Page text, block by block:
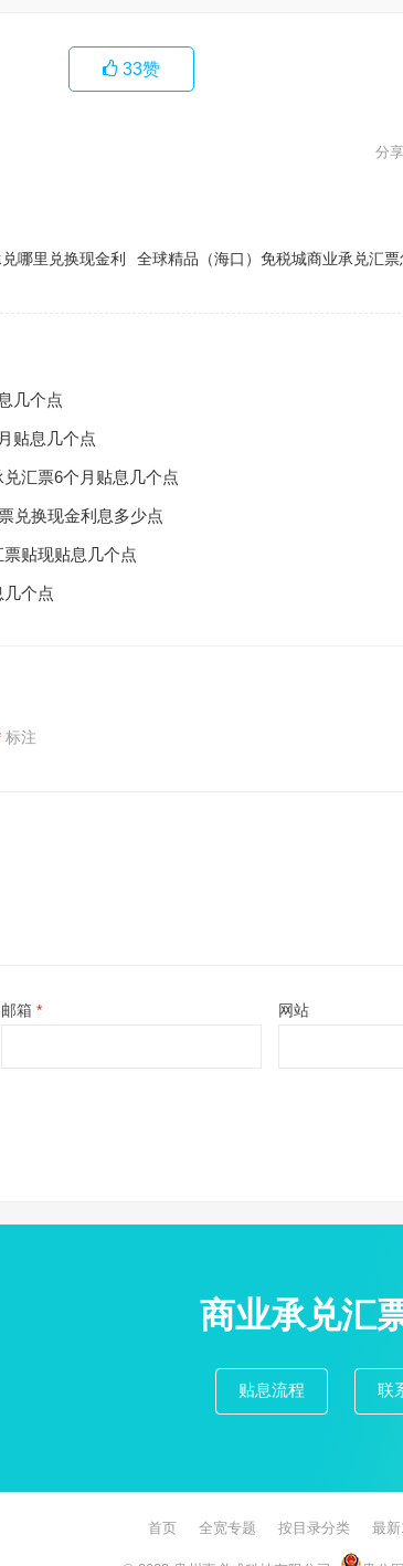
33赞
哪里兑换现金利
全球精品（海口）免税城商业承兑汇
几个点
贴息几个点
汇票6个月贴息几个点
兑换现金利息多少点
贴现贴息几个点
个点
标注
邮箱 * 网站
商业承兑汇
贴息流程 联
首页 全宽专题 按目录分类 最新